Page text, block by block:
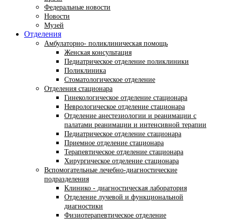
Федеральные новости
Новости
Музей
Отделения
Амбулаторно- поликлиническая помощь
Женская консультация
Педиатрическое отделение поликлиники
Поликлиника
Стоматологическое отделение
Отделения стационара
Гинекологическое отделение стационара
Неврологическое отделение стационара
Отделение анестезиологии и реанимации с
палатами реанимации и интенсивной терапии
Педиатрическое отделение стационара
Приемное отделение стационара
Терапевтическое отделение стационара
Хирургическое отделение стационара
Вспомогательные лечебно-диагностические
подразделения
Клинико - диагностическая лаборатория
Отделение лучевой и функциональной
диагностики
Физиотерапевтическое отделение